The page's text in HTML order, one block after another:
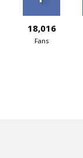
18,016
Fans